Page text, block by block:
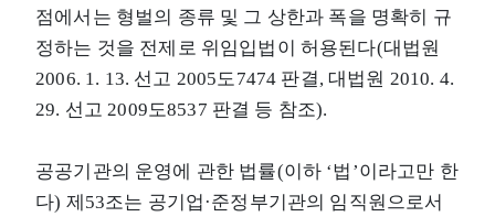
점에서는 형벌의 종류 및 그 상한과 폭을 명확히 규
정하는 것을 전제로 위임입법이 허용된다(대법원
2006. 1. 13. 선고 2005도7474 판결, 대법원 2010. 4.
29. 선고 2009도8537 판결 등 참조).
공공기관의 운영에 관한 법률(이하 ‘법’이라고만 한
다) 제53조는 공기업·준정부기관의 임직원으로서